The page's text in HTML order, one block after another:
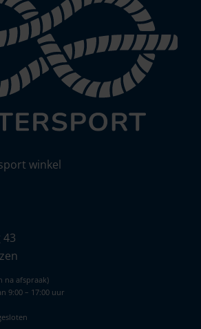
winkel
43
na afspraak)
9:00 – 17:00 uur